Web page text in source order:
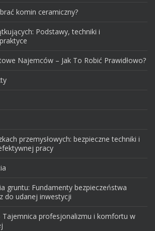
komin ceramiczny?
Podstawy, techniki i
Najemców – Jak To Robić Prawidłowo?
przemysłowych: bezpieczne techniki i
pracy
gruntu: Fundamenty bezpieczeństwa
do udanej inwestycji
Tajemnica profesjonalizmu i komfortu w